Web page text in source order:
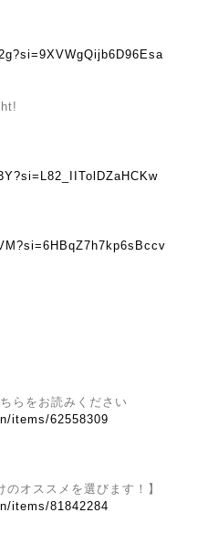
らをお読みください
items/62558309
のオススメを選びます！】
items/81842284